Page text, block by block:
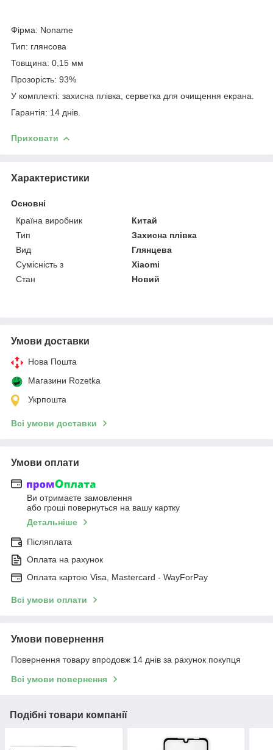
Фірма: Noname
Тип: глянсова
Товщина: 0,15 мм
Прозорість: 93%
У комплекті: захисна плівка, серветка для очищення екрана.
Гарантія: 14 днів.
Приховати
Характеристики
Основні
Країна виробник
Китай
Тип
Захисна плівка
Вид
Глянцева
Сумісність з
Xiaomi
Стан
Новий
Умови доставки
Нова Пошта
Магазини Rozetka
Укрпошта
Всі умови доставки
Умови оплати
Ви отримаєте замовлення
або гроші повернуться на вашу картку
Детальніше
Післяплата
Оплата на рахунок
Оплата картою Visa, Mastercard - WayForPay
Всі умови оплати
Умови повернення
Повернення товару впродовж 14 днів за рахунок покупця
Всі умови повернення
Подібні товари компанії